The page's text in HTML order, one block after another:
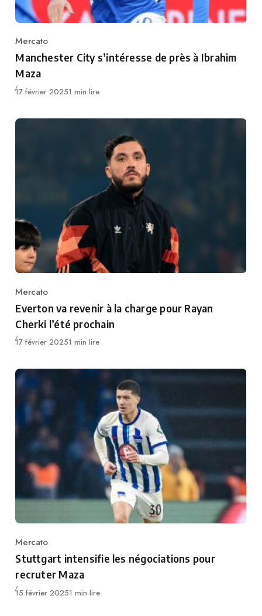
Category
Mercato
Manchester City s’intéresse de près à Ibrahim
Maza
Publié
17 février 20251 min lire
Category
Mercato
Everton va revenir à la charge pour Rayan
Cherki l’été prochain
Publié
17 février 20251 min lire
Category
Mercato
Stuttgart intensifie les négociations pour
recruter Maza
Publié
15 février 20251 min lire